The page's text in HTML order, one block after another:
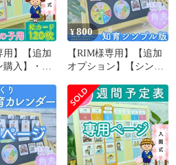
用】【追加
購入】・な
日付、空白
・天気・
ト マグネ
ピース
トボード マ
レーム（オ
¥800
【RIM様専用】【追加
オプション】【シンプ
レンダー 知育版 視覚
支援 保育教材 療育
2026